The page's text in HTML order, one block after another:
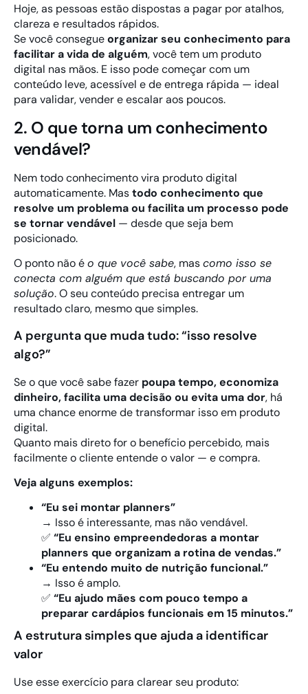
Hoje, as pessoas estão dispostas a pagar por atalhos,
clareza e resultados rápidos.
Se você consegueorganizar seu conhecimento para
facilitar a vida de alguém, você tem um produto
digital nas mãos. E isso pode começar com um
conteúdo leve, acessível e de entrega rápida — ideal
para validar, vender e escalar aos poucos.
2. O que torna um conhecimento
vendável?
Nem todo conhecimento vira produto digital
automaticamente. Mastodo conhecimento que
resolve um problema ou facilita um processo pode
se tornar vendável — desde que seja bem
posicionado.
O ponto não éo que você sabe, mascomo isso se
conecta com alguém que está buscando por uma
solução. O seu conteúdo precisa entregar um
resultado claro, mesmo que simples.
A pergunta que muda tudo: “isso resolve
algo?”
Se o que você sabe fazer poupa tempo, economiza
dinheiro, facilita uma decisão ou evita uma dor, há
uma chance enorme de transformar isso em produto
digital.
Quanto mais direto for o benefício percebido, mais
facilmente o cliente entende o valor — e compra.
Veja alguns exemplos:
“Eu sei montar planners”
→ Isso é interessante, mas não vendável.
✅ “Eu ensino empreendedoras a montar
planners que organizam a rotina de vendas.”
“Eu entendo muito de nutrição funcional.”
→ Isso é amplo.
✅ “Eu ajudo mães com pouco tempo a
preparar cardápios funcionais em 15 minutos.”
A estrutura simples que ajuda a identificar
valor
Use esse exercício para clarear seu produto: